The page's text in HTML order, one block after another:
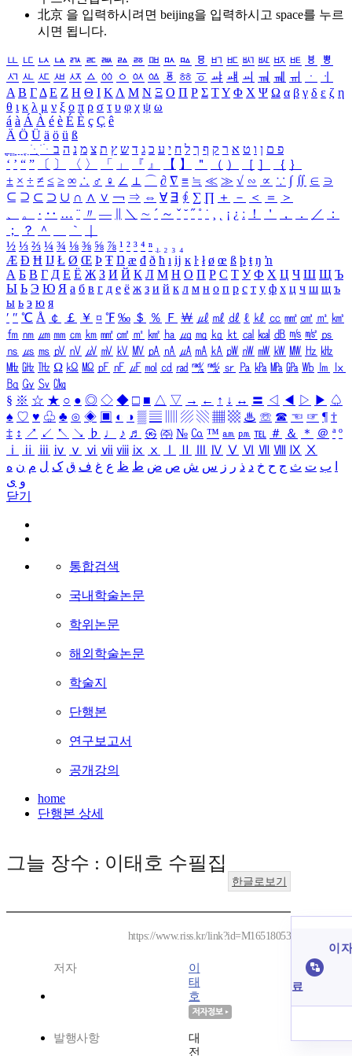
北京 을 입력하시려면 beijing을 입력하시고 space를 누르
시면 됩니다.
ㅥ ㅦ ㅧ ㅨ ㅩ ㅪ ㅫ ㅬ ㅭ ㅮ ㅯ ㅰ ㅱ ㅲ ㅳ ㅴ ㅵ ㅶ ㅷ ㅸ
ㅹ
ㅺ ㅻ ㅼ ㅽ ㅾ ㅿ ㆀ ㆁ ㆂ ㆃ ㆄ ㆅ ㆆ ㆇ ㆈ ㆉ ㆊ ㆋ ㆌ ㆍ
ㆎ
Α Β ΓΔ Ε Ζ Η Θ Ι ΚΛ Μ Ν Ξ Ο Π Ρ Σ ΤΥ Φ Χ Ψ Ω α β γ δ ε ζ η
θ ι κ λ μ ν ξ ο π ρ σ τ υ φ χ ψ ω
á à Á À é è É È ç Ç ê
Ä Ö Ü ä ö ü ß
ִֶֹ ֻּ ׁׂ פ ם ן ו ט א ר ק ף ך ל ח י ע כ ג ד ש ץ ת צ מ נ ה ב
‘ ’ “ ” 〔 〕 〈 〉 「 」 『 』 【 】 ＂ （ ） ［ ］ ｛ ｝
± × ÷ ≠ ≤ ≥ ∞ ∴ ♂ ♀ ∠ ⊥ ⌒ ∂ ∇ ≡ ≒ ≪ ≫ √ ∽ ∝ ∵ ∫ ∬ ∈ ∋
⊆ ⊇ ⊂ ⊃ ∪ ∩ ∧ ∨ ￢ ⇒ ⇔ ∀ ∃ ∮ ∑ ∏ ＋ － ＜ ＝
＞
、
。 · ‥ … ¨ 〃 ― ＼ ∼ ´ ～ ˇ ˘ ˝ ˚ ˙ ¸ ¡ ¿ ː ！ ＇ ， ． ／
：
；
？ ＾ ｀
½ ⅓ ⅔ ¼ ¾ ⅛ ⅜ ⅝ ⅞ ¹ ² ³ ⁴ ⁿ ₁ ₂ ₃ ₄
Æ Ð Ħ Ĳ Ł Ø Œ Þ Ŧ Ŋ æ đ ð ħ ı ĳ ĸ ŀ ł ø œ ß þ ŧ ŋ ŉ
А Б В Г Д Е Ё Ж З И Й К Л М Н О П Р С Т У Ф Х Ц Ч Ш Щ Ъ
Ы Ь Э Ю Я а б в г д е ё ж з и й к л м н о п р с т у ф х ц ч ш щ ъ
ы ь э ю я
′ ″ ℃ Å ￠ ￡ ￥ ¤ ℉ ‰ ＄ ％ Ｆ ￦ ㎕ ㎖ ㎗ ℓ ㎘ ㏄ ㎣ ㎤ ㎥ ㎦
㎙ ㎚ ㎛ ㎜ ㎝ ㎞ ㎟ ㎠ ㎡ ㎢ ㏊ ㎍ ㎎ ㎏ ㏏ ㎈ ㎉ ㏈ ㎧ ㎨ ㎰
㎱ ㎲ ㎳ ㎴ ㎵ ㎶ ㎷ ㎸ ㎹ ㎀ ㎁ ㎂ ㎃ ㎄ ㎺ ㎻ ㎽ ㎾ ㎿ ㎐ ㎑
㎒ ㎓ ㎔ Ω ㏀ ㏁ ㎊ ㎋ ㎌ ㏖ ㏅ ㎭ ㎮ ㎯ ㏛ ㎩ ㎪ ㎫ ㎬ ㏝ ㏐
㏓
㏃ ㏉ ㏜ ㏆
§ ※ ☆ ★ ○ ● ◎ ◇ ◆ □ ■ △ ▽ → ← ↑ ↓ ↔ 〓 ◁ ◀ ▷ ▶ ♤
♠ ♡ ♥ ♧ ♣ ⊙ ◈ ▣ ◐ ◑ ▒ ▤ ▨ ▧ ▦ ▩ ♨ ☏ ☎ ☜ ☞ ¶ †
‡ ↕ ↗ ↙ ↖ ↘ ♭ ♩ ♪ ♬ ㉿ ㈜ № ㏇ ™ ㏂ ㏘ ℡ ＃ ＆ ＊ ＠ ª º
ⅰ
ⅱ ⅲ ⅳ ⅴ ⅵ ⅶ ⅷ ⅸ ⅹ Ⅳ Ⅴ Ⅵ Ⅶ Ⅷ Ⅸ Ⅹ
ب ت ث ج ح خ د ذ ر ز س ش ص ض ط ظ ع غ ف ق ک ل م ن ه
و ی
닫기
통합검색
국내학술논문
학위논문
해외학술논문
학술지
단행본
연구보고서
공개강의
home
단행본 상세
그늘 장수 : 이태호 수필집
한글로보기
https://www.riss.kr/link?id=M16518053
저자
이
태
호
발행사항
대
전
이
료